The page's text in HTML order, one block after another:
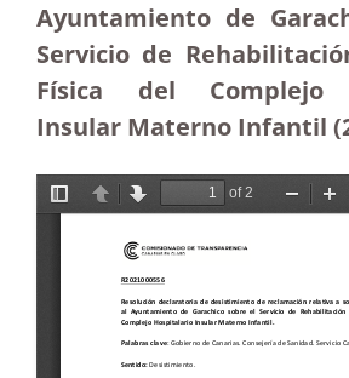
Ayuntamiento de
Servicio de
Física del Complejo
Insular Materno Infantil